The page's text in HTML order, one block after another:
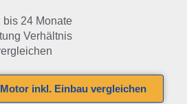
24 Monate
Verhältnis
inkl. Einbau vergleichen